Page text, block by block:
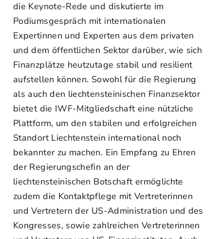
die Keynote-Rede und diskutierte im
Podiumsgespräch mit internationalen
Expertinnen und Experten aus dem privaten
und dem öffentlichen Sektor darüber, wie sich
Finanzplätze heutzutage stabil und resilient
aufstellen können. Sowohl für die Regierung
als auch den liechtensteinischen Finanzsektor
bietet die IWF-Mitgliedschaft eine nützliche
Plattform, um den stabilen und erfolgreichen
Standort Liechtenstein international noch
bekannter zu machen. Ein Empfang zu Ehren
der Regierungschefin an der
liechtensteinischen Botschaft ermöglichte
zudem die Kontaktpflege mit Vertreterinnen
und Vertretern der US-Administration und des
Kongresses, sowie zahlreichen Vertreterinnen